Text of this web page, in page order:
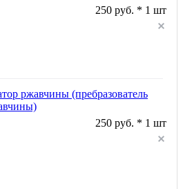
250 руб. * 1 шт
ржавчины (пребразователь
250 руб. * 1 шт